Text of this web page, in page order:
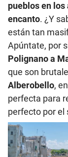
pueblos en
encanto. ¿Y
están tan
Apúntate, por
Polignano a
que son
Alberobello,
perfecta para
perfecto por el